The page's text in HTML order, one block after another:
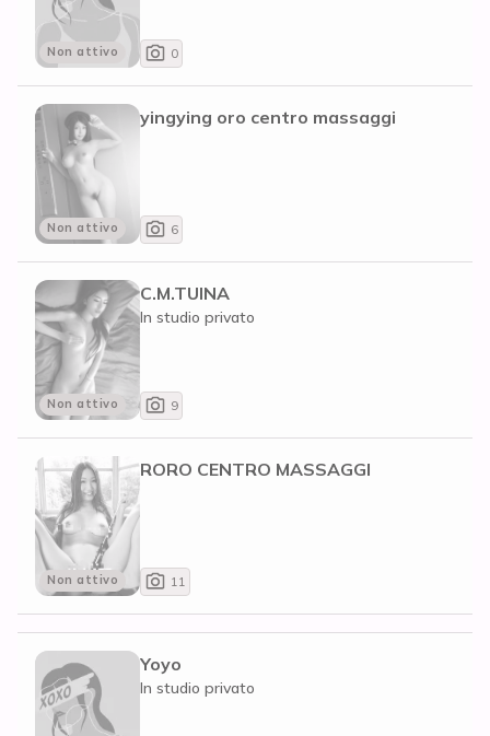
Non attivo 0
Non attivo
yingying oro centro massaggi
6
Non attivo
C.M.TUINA
In studio privato
9
Non attivo
RORO CENTRO MASSAGGI
11
Yoyo
In studio privato